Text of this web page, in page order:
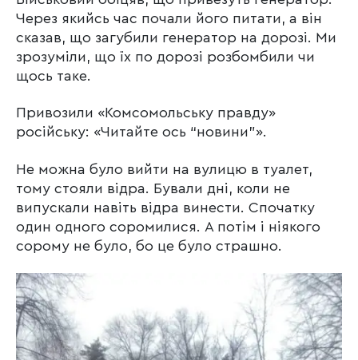
Через якийсь час почали його питати, а він
сказав, що загубили генератор на дорозі. Ми
зрозуміли, що їх по дорозі розбомбили чи
щось таке.
Привозили «Комсомольську правду»
російську: «Читайте ось “новини”».
Не можна було вийти на вулицю в туалет,
тому стояли відра. Бували дні, коли не
випускали навіть відра винести. Спочатку
один одного соромилися. А потім і ніякого
сорому не було, бо це було страшно.